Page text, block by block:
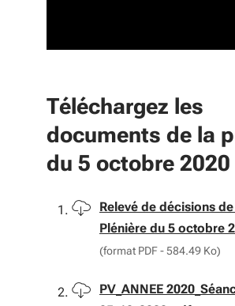
5 Tarifs 2021 de la
de Consommation sur
Énergétiques (TICPE)
6 Aide au rebond des
d'appui de la jeunesse
7 Conventions de
"tourisme" avec les
Téléchargez les
documents de la
du 5 octobre 2020
Télécharger
Relevé de décisions
Plénière du 5 octobre
(format PDF - 584.49 Ko)
Télécharger
PV_ANNEE